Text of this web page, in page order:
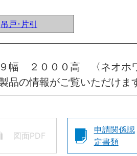
吊戸･片引
幅 ２０００高 〈ネオ
品の情報がご覧いただけま
図面PDF
申請関係認
定書類